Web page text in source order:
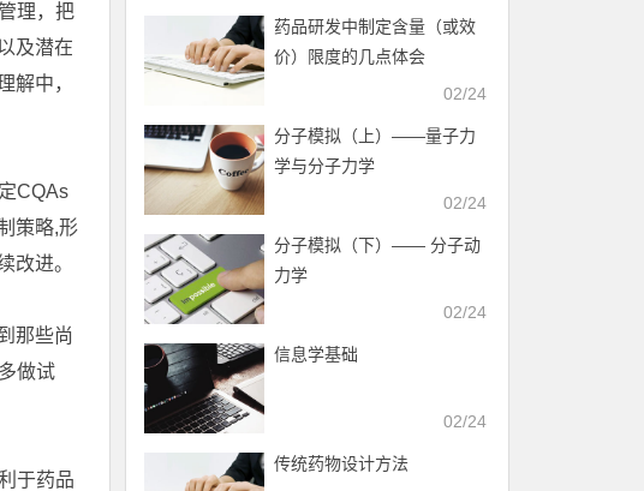
理，把
及潜在
解中，
CQAs
策略,形
改进。
那些尚
做试
于药品
药品研发中制定含量（或效
价）限度的几点体会
02/24
分子模拟（上）——量子力
学与分子力学
02/24
分子模拟（下）—— 分子动
力学
02/24
信息学基础
02/24
传统药物设计方法